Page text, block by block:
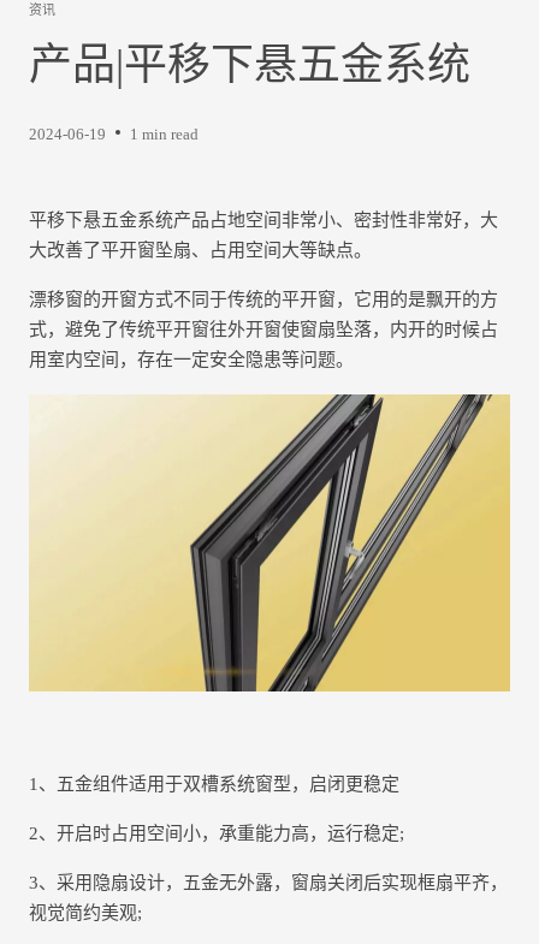
资讯
产品|平移下悬五金系统
2024-06-19 1 min read
平移下悬五金系统产品占地空间非常小、密封性非常好，大
大改善了平开窗坠扇、占用空间大等缺点。
漂移窗的开窗方式不同于传统的平开窗，它用的是飘开的方
式，避免了传统平开窗往外开窗使窗扇坠落，内开的时候占
用室内空间，存在一定安全隐患等问题。
1、五金组件适用于双槽系统窗型，启闭更稳定
2、开启时占用空间小，承重能力高，运行稳定;
3、采用隐扇设计，五金无外露，窗扇关闭后实现框扇平齐，
视觉简约美观;